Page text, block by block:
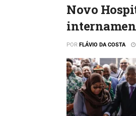
Novo
POR FLÁVIO DA COSTA